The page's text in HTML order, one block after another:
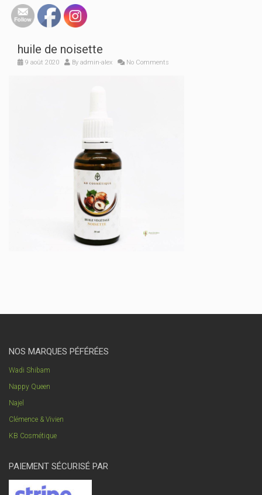
huile de noisette
9 août 2020 By admin-alex No Comments
NOS MARQUES PÉFÉRÉES
Wadi Shibam
Nappy Queen
Najel
Clémence & Vivien
KB Cosmétique
PAIEMENT SÉCURISÉ PAR